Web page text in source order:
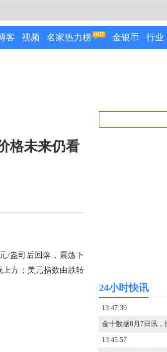
客 视频 名家热力榜 金银币 行业
格未来仍看
/盎司后回落，震荡下
上方；美元指数由跌转
24小时快讯
13:47:39
13:45:57